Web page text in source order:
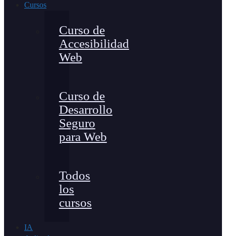
Cursos
Curso de
Accesibilidad
Web
Curso de
Desarrollo
Seguro
para Web
Todos
los
cursos
IA